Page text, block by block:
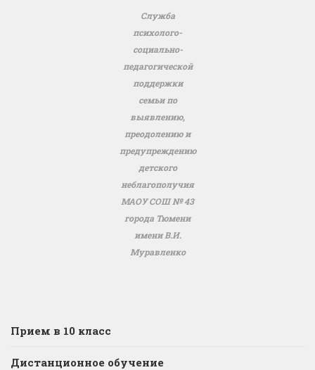
Служба
психолого-
социально-
педагогической
поддержки
семьи по
выявлению,
преодолению и
предупреждению
детского
неблагополучия
МАОУ СОШ № 43
города Тюмени
имени В.И.
Муравленко
Прием в 10 класс
Дистанционное обучение